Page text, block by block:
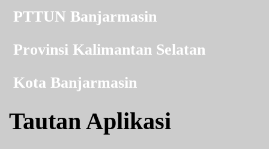
PTTUN Banjarmasin
Provinsi Kalimantan Selatan
Kota Banjarmasin
Tautan Aplikasi